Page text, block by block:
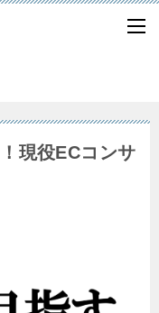
現役ECコンサ